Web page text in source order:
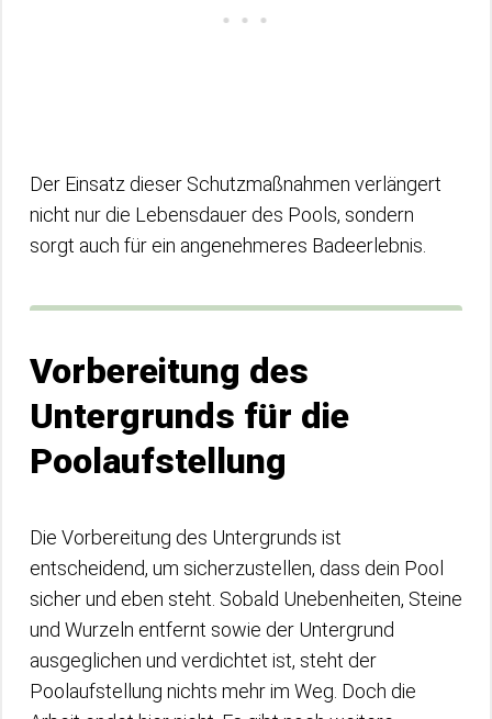
Der Einsatz dieser Schutzmaßnahmen verlängert
nicht nur die Lebensdauer des Pools, sondern
sorgt auch für ein angenehmeres Badeerlebnis.
Vorbereitung des
Untergrunds für die
Poolaufstellung
Die Vorbereitung des Untergrunds ist
entscheidend, um sicherzustellen, dass dein Pool
sicher und eben steht. Sobald Unebenheiten, Steine
und Wurzeln entfernt sowie der Untergrund
ausgeglichen und verdichtet ist, steht der
Poolaufstellung nichts mehr im Weg. Doch die